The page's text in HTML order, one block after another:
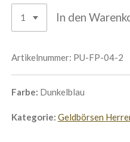
In den
Artikelnummer: PU-FP-04-2
Farbe: Dunkelblau
Kategorie: Geldbörsen